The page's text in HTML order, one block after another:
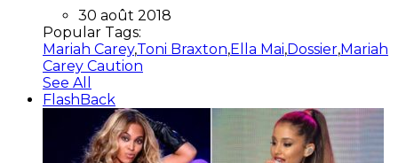
30 août 2018
Popular Tags:
Mariah Carey,Toni Braxton,Ella Mai,Dossier,Mariah
Carey Caution
See All
FlashBack